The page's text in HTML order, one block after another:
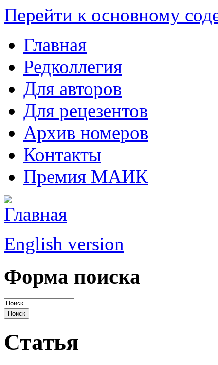
Перейти к основному
Главная
Редколлегия
Для авторов
Для рецезентов
Архив номеров
Контакты
Премия МАИК
English version
Форма поиска
Статья